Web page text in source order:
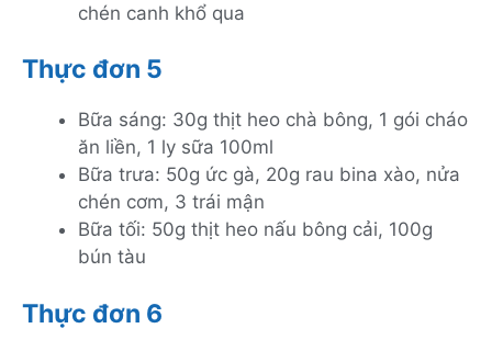
chén canh khổ qua
Thực đơn 5
Bữa sáng: 30g thịt heo chà bông, 1 gói cháo
ăn liền, 1 ly sữa 100ml
Bữa trưa: 50g ức gà, 20g rau bina xào, nửa
chén cơm, 3 trái mận
Bữa tối: 50g thịt heo nấu bông cải, 100g
bún tàu
Thực đơn 6